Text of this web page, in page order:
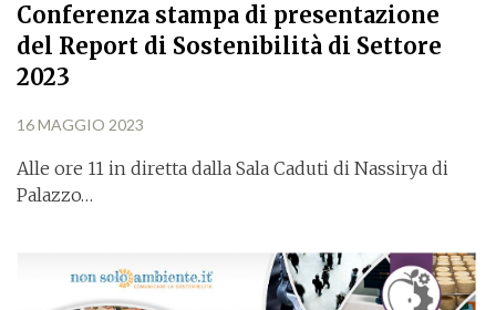
Conferenza stampa di presentazione
del Report di Sostenibilità di Settore
2023
16 MAGGIO 2023
Alle ore 11 in diretta dalla Sala Caduti di Nassirya di
Palazzo…